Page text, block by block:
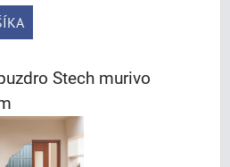
Stech murivo